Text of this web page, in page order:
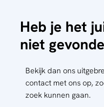
Heb je het
niet
Bekijk dan ons
contact met ons op,
zoek kunnen gaan.